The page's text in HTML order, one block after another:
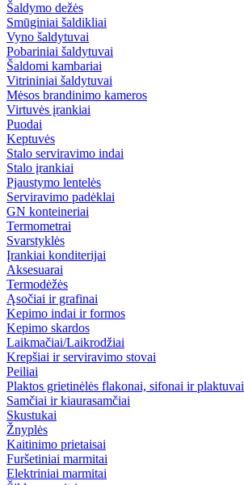
Šaldymo dežės
Smūginiai šaldikliai
Vyno šaldytuvai
Pobariniai šaldytuvai
Šaldomi kambariai
Vitrininiai šaldytuvai
Mėsos brandinimo kameros
Virtuvės įrankiai
Puodai
Keptuvės
Stalo serviravimo indai
Stalo įrankiai
Pjaustymo lentelės
Serviravimo padėklai
GN konteineriai
Termometrai
Svarstyklės
Įrankiai konditerijai
Aksesuarai
Termodėžės
Ąsočiai ir grafinai
Kepimo indai ir formos
Kepimo skardos
Laikmačiai/Laikrodžiai
Krepšiai ir serviravimo stovai
Peiliai
Plaktos grietinėlės flakonai, sifonai ir plaktuvai
Samčiai ir kiaurasamčiai
Skustukai
Žnyplės
Kaitinimo prietaisai
Furšetiniai marmitai
Elektriniai marmitai